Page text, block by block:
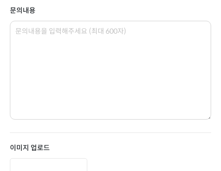
문의내용
이미지 업로드